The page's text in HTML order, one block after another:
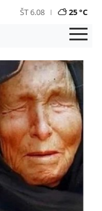
ŠT 6.08 25 °C